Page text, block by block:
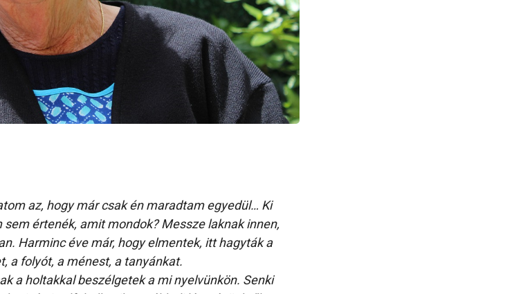
az, hogy már csak én maradtam egyedül… Ki
értenék, amit mondok? Messze laknak innen,
Harminc éve már, hogy elmentek, itt hagyták a
a folyót, a ménest, a tanyánkat.
a holtakkal beszélgetek a mi nyelvünkön. Senki